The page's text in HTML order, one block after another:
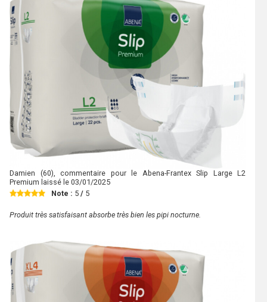
Damien (60), commentaire pour le Abena-Frantex Slip Large L2
Premium laissé le 03/01/2025
Note : 5 / 5
Produit très satisfaisant absorbe très bien les pipi nocturne.